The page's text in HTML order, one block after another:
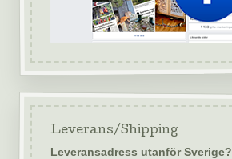
Leverans/Shipping
Leveransadress utanför Sverige?